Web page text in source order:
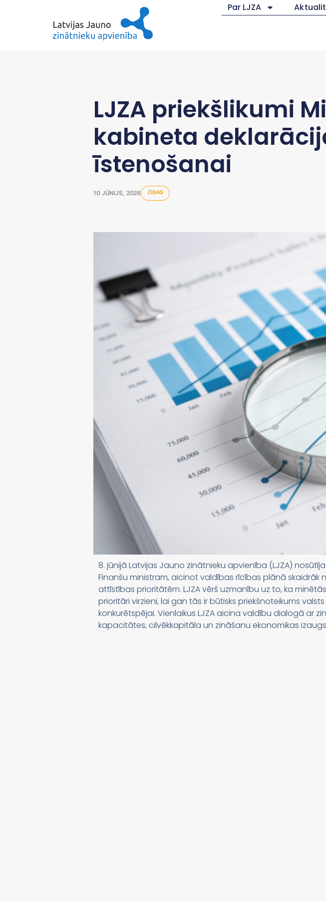
Par LJZA
LJZA priekšlikumi
kabineta
īstenošanai
10 JŪNIJS, 2026 ZIŅAS
8. jūnijā Latvijas Jauno zinātnieku apvienība (LJZA)
Finanšu ministram, aicinot valdības rīcības plānā
attīstības prioritātēm. LJZA vērš uzmanību uz to, ka
prioritāri virzieni, lai gan tās ir būtisks priekšnoteikums
konkurētspējai. Vienlaikus LJZA aicina valdību dialogā ar
kapacitātes, cilvēkkapitāla un zināšanu ekonomikas